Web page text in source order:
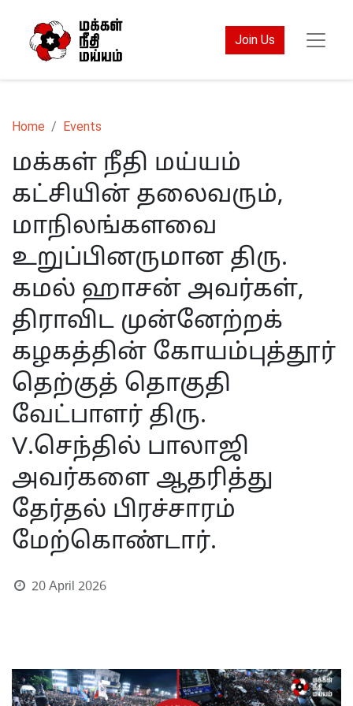
Join Us
Home Events
மக்கள் நீதி மய்யம்
கட்சியின் தலைவரும்,
மாநிலங்களவை
உறுப்பினருமான திரு.
கமல் ஹாசன் அவர்கள்,
திராவிட முன்னேற்றக்
கழகத்தின் கோயம்புத்தூர்
தெற்குத் தொகுதி
வேட்பாளர் திரு.
V.செந்தில் பாலாஜி
அவர்களை ஆதரித்து
தேர்தல் பிரச்சாரம்
மேற்கொண்டார்.
20 April 2026